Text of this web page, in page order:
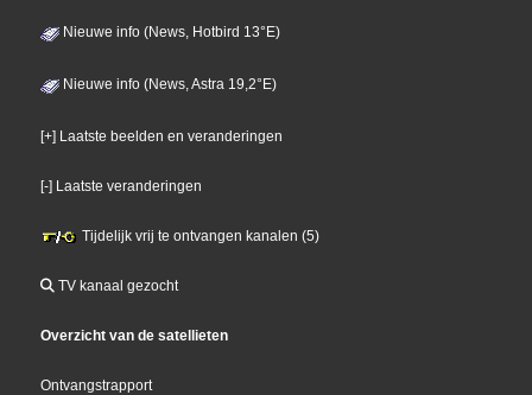
Nieuwe info (News, Hotbird 13°E)
Nieuwe info (News, Astra 19,2°E)
[+] Laatste beelden en veranderingen
[-] Laatste veranderingen
Tijdelijk vrij te ontvangen kanalen (5)
TV kanaal gezocht
Overzicht van de satellieten
Ontvangstrapport